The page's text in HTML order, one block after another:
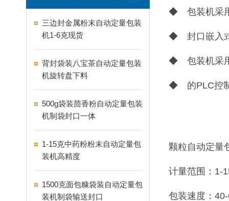
三边封金属粉末自动定量包装
机1-6克现货
背封袋装八宝茶自动定量包装
机旋转盘下料
500g袋装茴香粉自动定量包装
机制袋封口一体
1-15克中药粉粉末自动定量包
装机高精度
1500克面包糠袋装自动定量包
装机制袋输送封口
◆ 包装机采用
◆ 封口嵌入式
◆ 包装机采用
◆ 的PLC控制
颗粒自动定量
计量范围：1-
包装速度：